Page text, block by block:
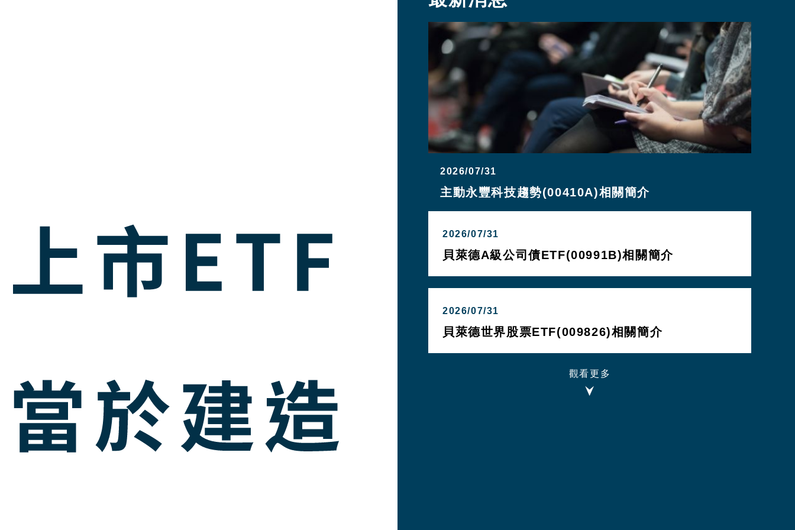
2026/07/31
主動永豐科技趨勢(00410A)相關簡介
2026/07/31
貝萊德A級公司債ETF(00991B)相關簡介
2026/07/31
貝萊德世界股票ETF(009826)相關簡介
觀看更多